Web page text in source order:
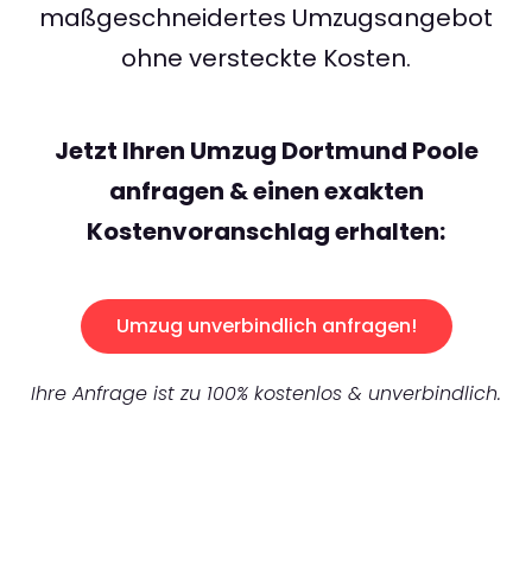
maßgeschneidertes Umzugsangebot
ohne versteckte Kosten.
Jetzt Ihren Umzug Dortmund Poole
anfragen & einen exakten
Kostenvoranschlag erhalten:
Umzug unverbindlich anfragen!
Ihre Anfrage ist zu 100% kostenlos & unverbindlich.